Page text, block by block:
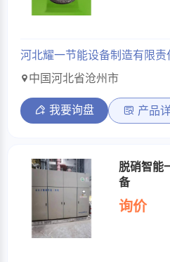
河北耀一节能设备制造有限责
中国河北省沧州市
我要询盘 产品
脱硝智能
备
询价